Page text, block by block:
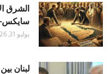
الشرق
يوليو 31, 2026
لبنان